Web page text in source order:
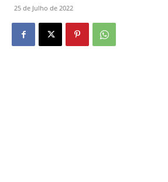
25 de Julho de 2022